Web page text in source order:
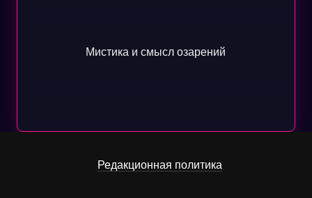
Мистика и смысл озарений
Редакционная политика